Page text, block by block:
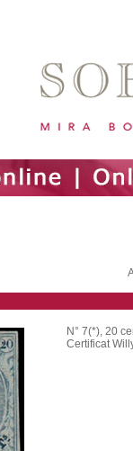
N° 7(*), 20
Certificat